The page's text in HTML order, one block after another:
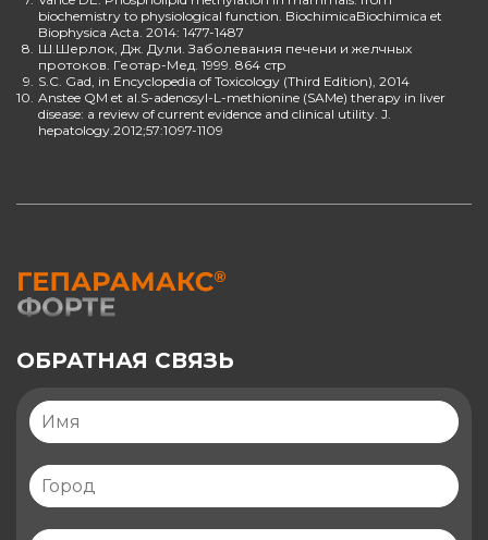
biochemistry to physiological function. BiochimicaBiochimica et
Biophysica Acta. 2014: 1477-1487
8. Ш.Шерлок, Дж. Дули. Заболевания печени и желчных
протоков. Геотар-Мед. 1999. 864 стр
9. S.C. Gad, in Encyclopedia of Toxicology (Third Edition), 2014
10. Anstee QM et al.S-adenosyl-L-methionine (SAMe) therapy in liver
disease: a review of current evidence and clinical utility. J.
hepatology.2012;57:1097-1109
ОБРАТНАЯ СВЯЗЬ